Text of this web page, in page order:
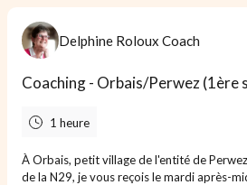
Delphine Roloux Coach
Coaching - Orbais/Perwez (1ère
1 heure
À Orbais, petit village de l'entité de
de la N29, je vous reçois le mardi après-